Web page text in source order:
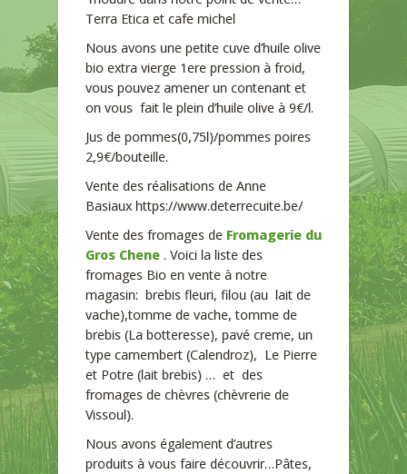
Terra Etica et cafe michel
Nous avons une petite cuve d’huile olive
bio extra vierge 1ere pression à froid,
vous pouvez amener un contenant et
on vous fait le plein d’huile olive à 9€/l.
Jus de pommes(0,75l)/pommes poires
2,9€/bouteille.
Vente des réalisations de Anne
Basiaux https://www.deterrecuite.be/
Vente des fromages de Fromagerie du
Gros Chene . Voici la liste des
fromages Bio en vente à notre
magasin: brebis fleuri, filou (au lait de
vache),tomme de vache, tomme de
brebis (La botteresse), pavé creme, un
type camembert (Calendroz), Le Pierre
et Potre (lait brebis) … et des
fromages de chèvres (chèvrerie de
Vissoul).
Nous avons également d’autres
produits à vous faire découvrir…Pâtes,